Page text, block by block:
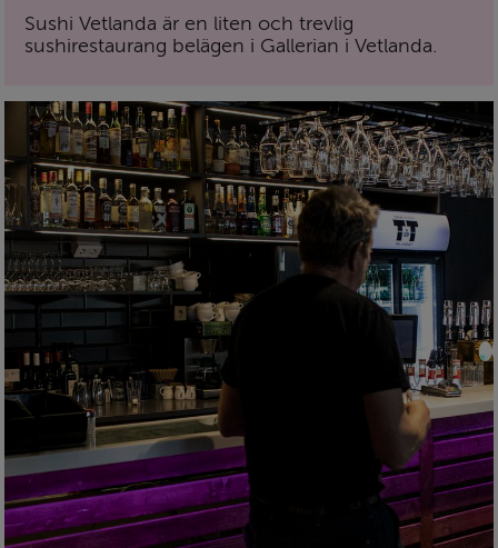
Sushi Vetlanda är en liten och trevlig
sushirestaurang belägen i Gallerian i Vetlanda.